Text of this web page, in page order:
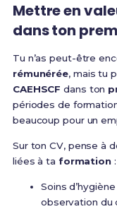
Mettre en
dans ton
Tu n’as peut-être
rémunérée, mais tu
CAEHSCF dans ton
périodes de
beaucoup pour un
Sur ton CV, pense à
liées à ta formation:
Soins
observation du